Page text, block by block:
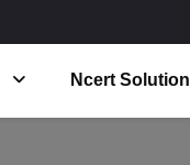
Ncert Solution